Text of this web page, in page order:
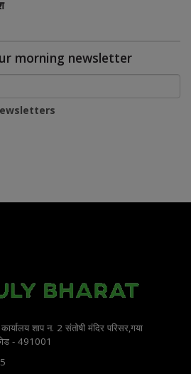
morning newsletter
शाप न. 2 संतोषी मंदिर परिसर,गया
- 491001